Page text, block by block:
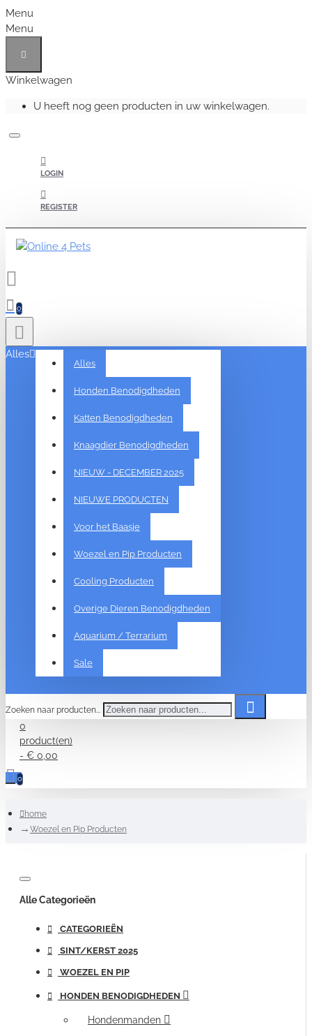
Menu
Menu
Winkelwagen
U heeft nog geen producten in uw winkelwagen.
LOGIN
REGISTER
0
Alles
Alles
Honden Benodigdheden
Katten Benodigdheden
Knaagdier Benodigdheden
NIEUW - DECEMBER 2025
NIEUWE PRODUCTEN
Voor het Baasje
Woezel en Pip Producten
Cooling Producten
Overige Dieren Benodigdheden
Aquarium / Terrarium
Sale
Zoeken naar producten...
0
product(en)
- € 0,00
0
home
Woezel en Pip Producten
Alle Categorieën
CATEGORIEËN
SINT/KERST 2025
WOEZEL EN PIP
HONDEN BENODIGDHEDEN
Hondenmanden